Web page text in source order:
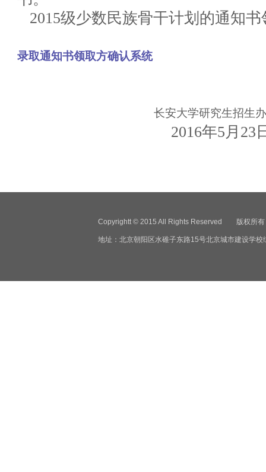
2015级少数民族骨干计划的通知
录取通知书领取方确认系统
长安大学研究生招生办
2016年5月23
Copyrightt © 2015 All Rights Reserved 版权所有
地址：北京朝阳区水碓子东路15号北京城市建